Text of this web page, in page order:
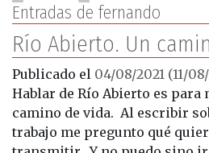
Entradas de fernando
Río Abierto. Un
Publicado el 04/08/2021 (11/
Hablar de Río Abierto es para
camino de vida. Al escribir
trabajo me pregunto qué